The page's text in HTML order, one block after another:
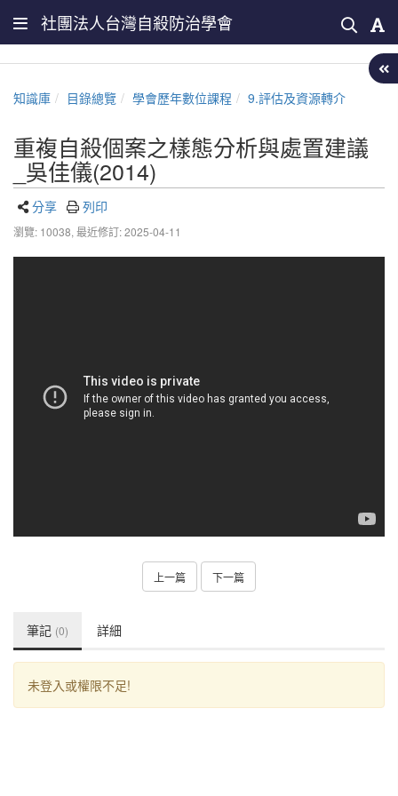
社團法人台灣自殺防治學會
知識庫 目錄總覽 學會歷年數位課程 9.評估及資源轉介
重複自殺個案之樣態分析與處置建議
_吳佳儀(2014)
分享 列印
瀏覽: 10038, 最近修訂: 2025-04-11
上一篇 下一篇
筆記 (0) 詳細
未登入或權限不足!